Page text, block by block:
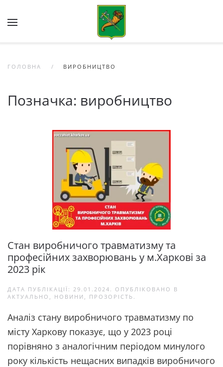
Skip to main content
ГОЛОВНА ВИРОБНИЦТВО
Позначка: виробництво
Cтан виробничого травматизму та
професійних захворювань у м.Харкові за
2023 рік
ДАТА ПУБЛІКАЦІЇ: 29.01.2024 . ОПУБЛІКОВАНО В
АКТУАЛЬНО , НОВИНИ , ПРОЗОРІСТЬ .
Аналіз стану виробничого травматизму по
місту Харкову показує, що у 2023 році
порівняно з аналогічним періодом минулого
року кількість нещасних випадків виробничого